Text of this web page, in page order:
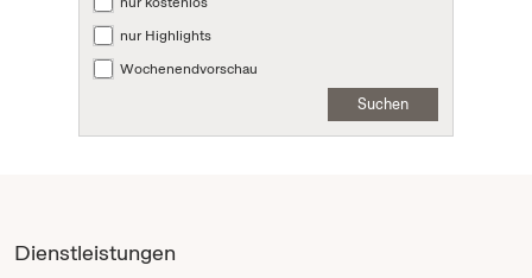
nur Highlights
Wochenendvorschau
Suchen
Dienstleistungen